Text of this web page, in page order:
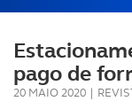
pago de
20 MAIO 2020 |